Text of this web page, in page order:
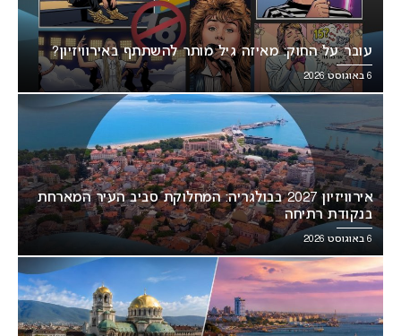
עובר על החוק: מאיזה גיל מותר להשתתף באירוויזיון?
6 באוגוסט 2026
אירוויזיון 2027 בבולגריה: המחלוקת סביב העיר המארחת
בנקודת רתיחה
6 באוגוסט 2026